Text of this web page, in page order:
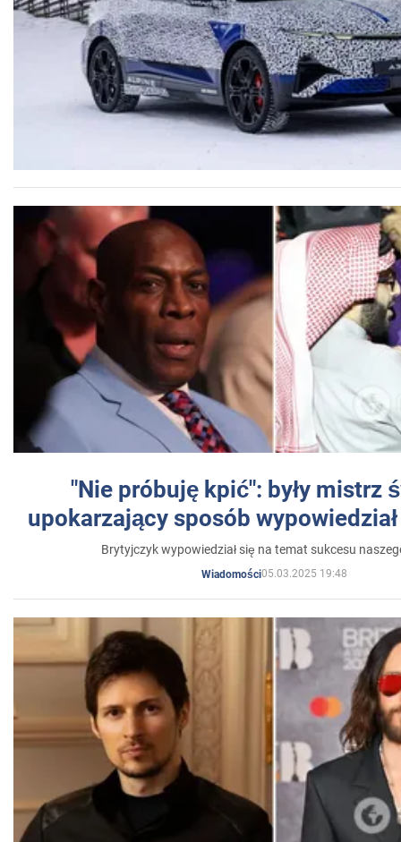
"Nie próbuję kpić": były mistrz
upokarzający sposób
Brytyjczyk wypowiedział się na temat sukcesu
Wiadomości05.03.2025 19:48